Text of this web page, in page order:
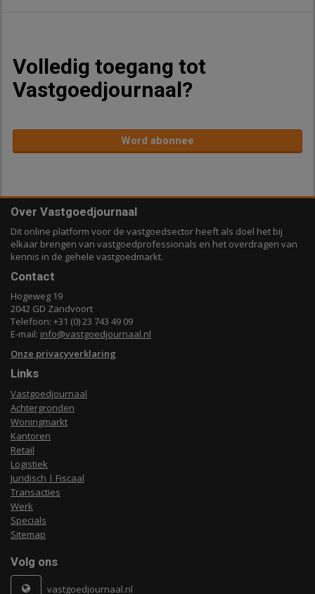
Volledig toegang tot
Vastgoedjournaal?
Word abonnee
Over Vastgoedjournaal
Dit online platform voor de vastgoedsector heeft als doel het bij
elkaar brengen van vastgoedprofessionals en het overdragen van
kennis in de gehele vastgoedmarkt.
Contact
Hogeweg 19
2042 GD Zandvoort
Telefoon: +31 (0) 23 743 49 09
E-mail: info@vastgoedjournaal.nl
Onze privacyverklaring
Links
Vastgoedjournaal
Achtergronden
Woningmarkt
Kantoren
Retail
Logistiek
Juridisch | Fiscaal
Transacties
Werk
Specials
Sitemap
Volg ons
vastgoedjournaal.nl